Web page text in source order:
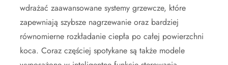
wdrażać zaawansowane systemy grzewcze, które
zapewniają szybsze nagrzewanie oraz bardziej
równomierne rozkładanie ciepła po całej powierzchni
koca. Coraz częściej spotykane są także modele